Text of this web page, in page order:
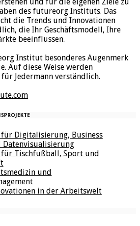
des futureorg Instituts. Das
die Trends und Innovationen
die Ihr Geschäftsmodell, Ihre
beeinflussen.
Institut besonderes Augenmerk
Auf diese Weise werden
Jedermann verständlich.
Digitalisierung, Business
Datenvisualisierung
Tischfußball, Sport und
und
in der Arbeitswelt